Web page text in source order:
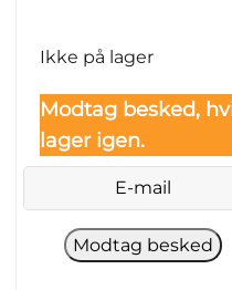
Ikke på lager
Modtag besked,
lager igen.